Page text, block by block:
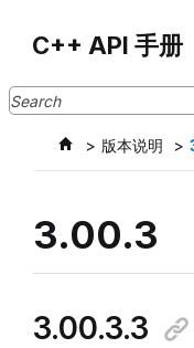
C++ API 手册
版本说明
3.00.3
3.00.3.3